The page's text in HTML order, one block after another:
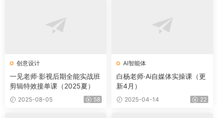
创意设计
一见老师·影视后期全能实战班
剪辑特效接单课（2025夏）
2025-08-05 58
AI智能体
白杨老师·Ai自媒体实操课（更
新4月）
2025-04-14 22